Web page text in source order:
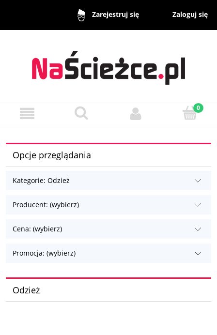
Zarejestruj się Zaloguj się
Opcje przeglądania
Kategorie: Odzież
Producent: (wybierz)
Cena: (wybierz)
Promocja: (wybierz)
Odzież